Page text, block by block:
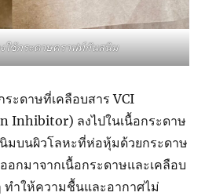
ใช้กระดาษคราฟท์กันสนิม
ะดาษที่เคลือบสาร VCI
Inhibitor) ลงไปในเนื้อกระดาษ
นิมบนผิวโลหะที่ห่อหุ้มด้วยกระดาษ
อกมาจากเนื้อกระดาษและเคลือบ
ทำให้ความชื้นและอากาศไม่